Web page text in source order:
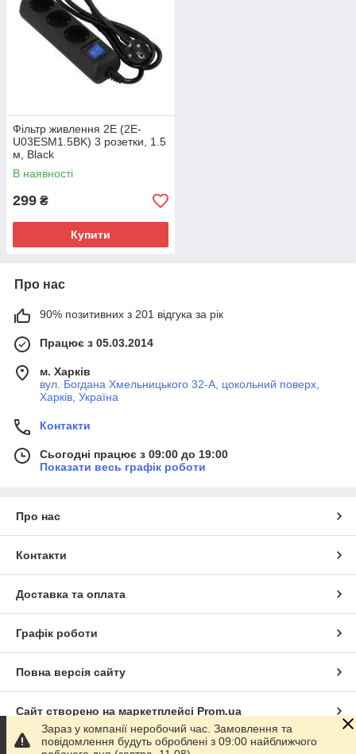
Фільтр живлення 2E (2E-
U03ESM1.5BK) 3 розетки, 1.5
м, Black
В наявності
299 ₴
Купити
Про нас
90% позитивних з 201 відгука за рік
Працює з 05.03.2014
м. Харків
вул. Богдана Хмельницького 32-А, цокольний поверх,
Харків, Україна
Контакти
Сьогодні працює з 09:00 до 19:00
Показати весь графік роботи
Про нас
Контакти
Доставка та оплата
Графік роботи
Повна версія сайту
Сайт створено на маркетплейсі Prom.ua
Політика конфіденційності
Зараз у компанії неробочий час. Замовлення та
повідомлення будуть оброблені з 09:00 найближчого